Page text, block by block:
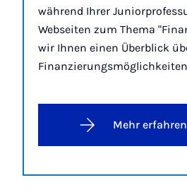
während Ihrer
Webseiten zum Thema
wir Ihnen einen Überblick
Mehr erfahren